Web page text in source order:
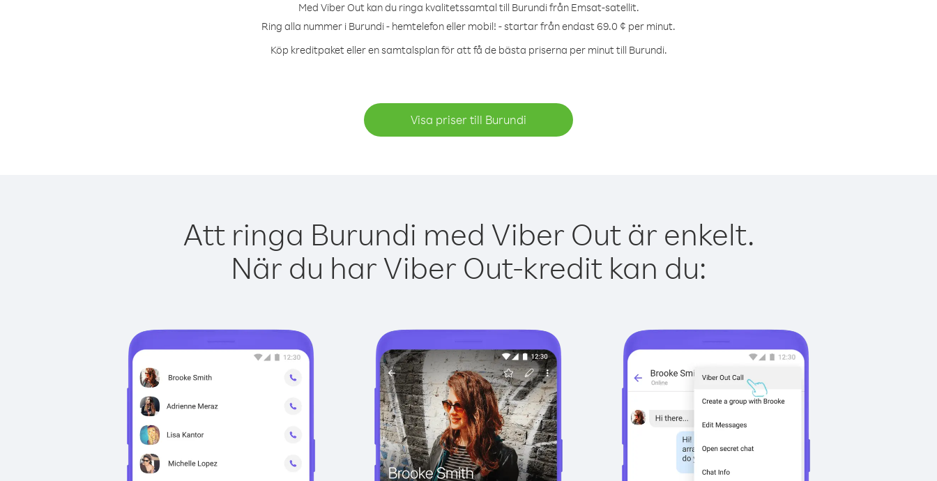
Med Viber Out kan du ringa kvalitetssamtal till Burundi från Emsat-satellit.
Ring alla nummer i Burundi - hemtelefon eller mobil! - startar från endast 69.0 ¢ per minut.
Köp kreditpaket eller en samtalsplan för att få de bästa priserna per minut till Burundi.
Visa priser till Burundi
Att ringa Burundi med Viber Out är enkelt.
När du har Viber Out-kredit kan du: